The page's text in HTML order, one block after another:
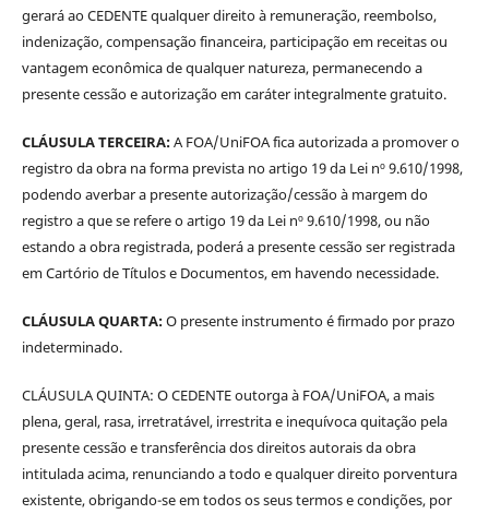
gerará ao CEDENTE qualquer direito à remuneração, reembolso,
indenização, compensação financeira, participação em receitas ou
vantagem econômica de qualquer natureza, permanecendo a
presente cessão e autorização em caráter integralmente gratuito.
CLÁUSULA TERCEIRA:A FOA/UniFOA fica autorizada a promover o
registro da obra na forma prevista no artigo 19 da Lei nº 9.610/1998,
podendo averbar a presente autorização/cessão à margem do
registro a que se refere o artigo 19 da Lei nº 9.610/1998, ou não
estando a obra registrada, poderá a presente cessão ser registrada
em Cartório de Títulos e Documentos, em havendo necessidade.
CLÁUSULA QUARTA:O presente instrumento é firmado por prazo
indeterminado.
CLÁUSULA QUINTA: O CEDENTE outorga à FOA/UniFOA, a mais
plena, geral, rasa, irretratável, irrestrita e inequívoca quitação pela
presente cessão e transferência dos direitos autorais da obra
intitulada acima, renunciando a todo e qualquer direito porventura
existente, obrigando-se em todos os seus termos e condições, por